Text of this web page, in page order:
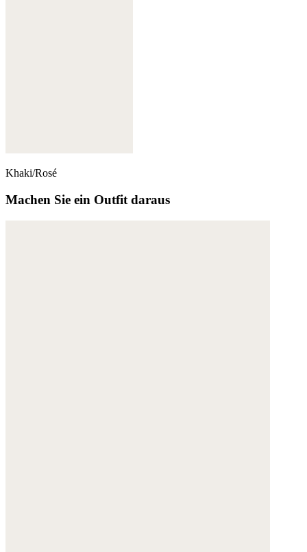
Khaki/Rosé
Machen Sie ein Outfit daraus